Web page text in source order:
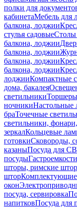
полки для
кабинетаМебель для
балкона, лоджии
стулья садовыеСтолы
балкона, лоджии
балкона, лоджии
балкона, лоджии
балкона, лоджии
лоджииКомпактные
дома, бакалея
светильникиТоршеры
ночникиНастольные
браТочечные
светильники,
зеркалКольцевые
готовкиСковороды,
казаныПосуда для
посудыГастроемкости
шторы, римские
шторКомплектующие
окон
посуда, сервировка
напитковПосуда для